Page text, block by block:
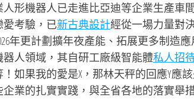
形機器人已走進比亞迪等企業生產車
考驗，已新古典設計經從一場力量對
年更計劃擴年夜產能、拓展更多制造
人領域，其自研工廠級智能體私人招
！如果我的愛是X，那林天秤的回應Y應
業的扎實實踐，與全省各地的落實舉